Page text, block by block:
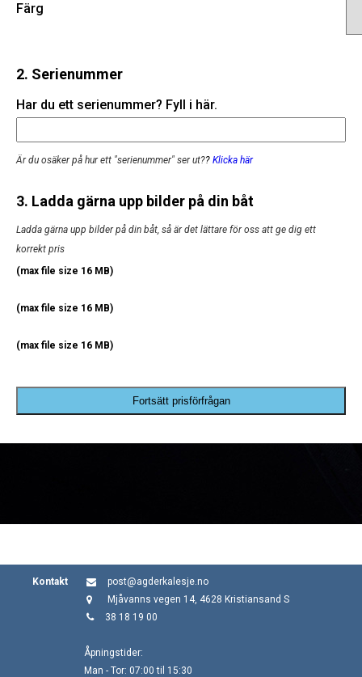
Färg
2. Serienummer
Har du ett serienummer? Fyll i här.
Är du osäker på hur ett "serienummer" ser ut?? Klicka här
3. Ladda gärna upp bilder på din båt
Ladda gärna upp bilder på din båt, så är det lättare för oss att ge dig ett
korrekt pris
(max file size 16 MB)
(max file size 16 MB)
(max file size 16 MB)
Fortsätt prisförfrågan
Kontakt
post@agderkalesje.no
Mjåvanns vegen 14, 4628 Kristiansand S
38 18 19 00
Åpningstider:
Man - Tor: 07:00 til 15:30